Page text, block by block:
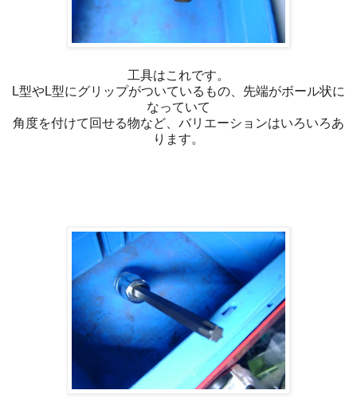
工具はこれです。
L型やL型にグリップがついているもの、先端がボール状に
なっていて
角度を付けて回せる物など、バリエーションはいろいろあ
ります。